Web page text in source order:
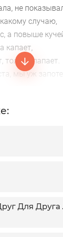
не
случаю,
а повыше
капает,
только лапает.
мы уж
моя чиста.
Не